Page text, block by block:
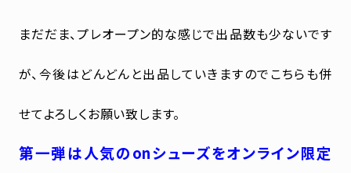
まだだま、プレオープン的な感じで出品数も少ないです
が、今後はどんどんと出品していきますのでこちらも併
せてよろしくお願い致します。
第一弾は人気のonシューズをオンライン限定